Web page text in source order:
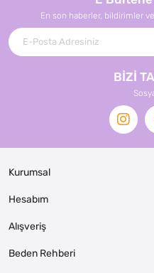
En son haberler, bildirimler
BİZİ
Kurumsal
Hesabım
Alışveriş
Beden Rehberi